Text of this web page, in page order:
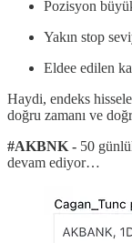
Pozisyon
Yakın stop
Eldee edilen
Haydi, endeks
doğru zamanı ve
#AKBNK - 50
devam ediyor…